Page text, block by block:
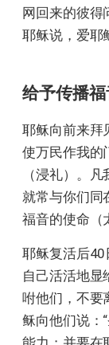
网回来的彼得
耶稣说，爱耶
给予传播
耶稣向前来拜
使万民作我的
（浸礼）。
就常与你们同
福音的使命（
耶稣复活后
自己活活地显
咐他们，不要
稣向他们说：